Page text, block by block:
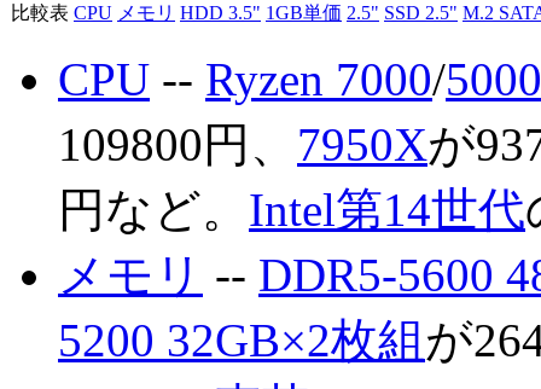
比較表 CPU メモリ HDD 3.5" 1GB単価 2.5" SSD 2.5" M.2
CPU -- Ryzen 7000/5000
109800円、 7950Xが
円など。 Intel第14世代
メモリ -- DDR5-5600
5200 32GB×2枚組が